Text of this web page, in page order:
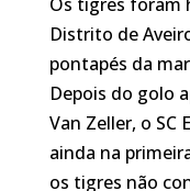
Distrito de
pontapés da
Depois do golo
Van Zeller, o
ainda na
os tigres não